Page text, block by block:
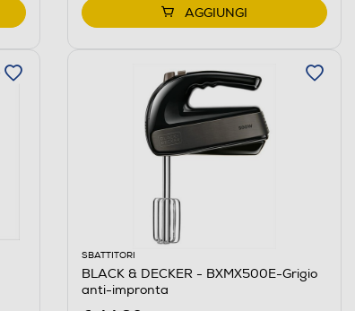
AGGIUNGI
SBATTITORI
BLACK & DECKER - BXMX500E-Grigio
anti-impronta